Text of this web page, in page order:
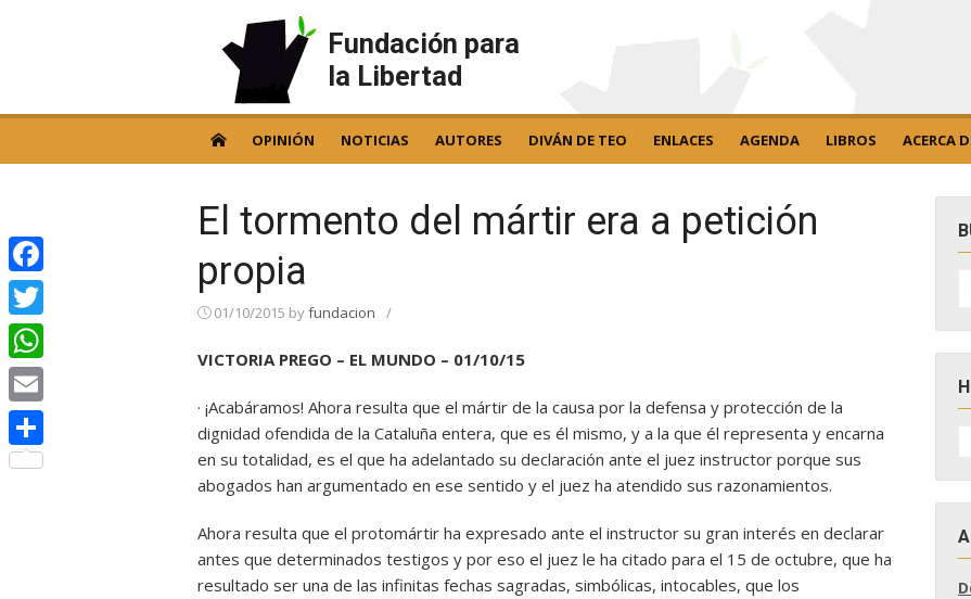
Fundación para
la Libertad
OPINIÓN NOTICIAS AUTORES DIVÁN DE TEO ENLACES AGENDA LIBROS ACERCA
El tormento del mártir era a petición
propia
01/10/2015 byfundacion /
VICTORIA PREGO – EL MUNDO – 01/10/15
· ¡Acabáramos! Ahora resulta que el mártir de la causa por la defensa y protección de la
dignidad ofendida de la Cataluña entera, que es él mismo, y a la que él representa y encarna
en su totalidad, es el que ha adelantado su declaración ante el juez instructor porque sus
abogados han argumentado en ese sentido y el juez ha atendido sus razonamientos.
Ahora resulta que el protomártir ha expresado ante el instructor su gran interés en declarar
antes que determinados testigos y por eso el juez le ha citado para el 15 de octubre, que ha
resultado ser una de las infinitas fechas sagradas, simbólicas, intocables, que los
Facebook
Twitter
WhatsApp
Email
Compartir